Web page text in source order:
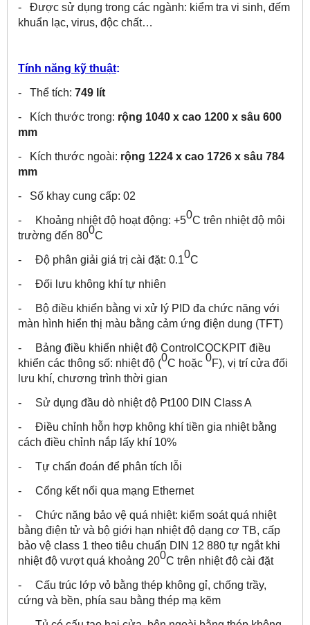
- Được sử dụng trong các ngành: kiểm tra vi sinh, đếm
khuẩn lạc, virus, độc chất…
Tính năng kỹ thuật:
- Thể tích: 749 lít
- Kích thước trong: rộng 1040 x cao 1200 x sâu 600
mm
- Kích thước ngoài: rộng 1224 x cao 1726 x sâu 784
mm
- Số khay cung cấp: 02
- Khoảng nhiệt độ hoạt động: +50C trên nhiệt độ môi
trường đến 800C
- Độ phân giải giá trị cài đặt: 0.10C
- Đối lưu không khí tự nhiên
- Bộ điều khiển bằng vi xử lý PID đa chức năng với
màn hình hiển thị màu bằng cảm ứng điện dung (TFT)
- Bảng điều khiển nhiệt độ ControlCOCKPIT điều
khiển các thông số: nhiệt độ (0C hoặc 0F), vị trí cửa đối
lưu khí, chương trình thời gian
- Sử dụng đầu dò nhiệt độ Pt100 DIN Class A
- Điều chỉnh hỗn hợp không khí tiền gia nhiệt bằng
cách điều chỉnh nắp lấy khí 10%
- Tự chẩn đoán để phân tích lỗi
- Cổng kết nối qua mạng Ethernet
- Chức năng bảo vệ quá nhiệt: kiểm soát quá nhiệt
bằng điện tử và bộ giới hạn nhiệt độ dạng cơ TB, cấp
bảo vệ class 1 theo tiêu chuẩn DIN 12 880 tự ngắt khi
nhiệt độ vượt quá khoảng 200C trên nhiệt độ cài đặt
- Cấu trúc lớp vỏ bằng thép không gỉ, chống trầy,
cứng và bền, phía sau bằng thép mạ kẽm